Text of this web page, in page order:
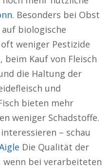
. Besonders bei Obst
biologische
weniger Pestizide
Kauf von Fleisch
die Haltung der
und
bieten mehr
weniger Schadstoffe.
– schau
Die Qualität der
bei verarbeiteten